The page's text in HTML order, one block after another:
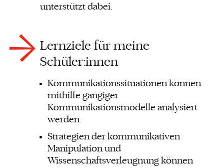
unterstützt dabei.
Lernziele für meine
Schüler:innen
Kommunikationssituationen können
mithilfe gängiger
Kommunikationsmodelle analysiert
werden.
Strategien der kommunikativen
Manipulation und
Wissenschaftsverleugnung können